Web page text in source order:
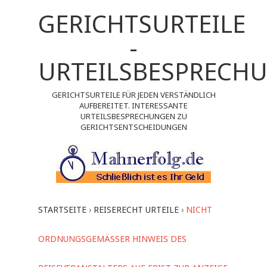
GERICHTSURTEILE
-
GERICHTSURTEILE FÜR JEDEN VERSTÄNDLICH
AUFBEREITET. INTERESSANTE
URTEILSBESPRECHUNGEN ZU
GERICHTSENTSCHEIDUNGEN
STARTSEITE › REISERECHT URTEILE › NICHT
ORDNUNGSGEMÄSSER HINWEIS DES R